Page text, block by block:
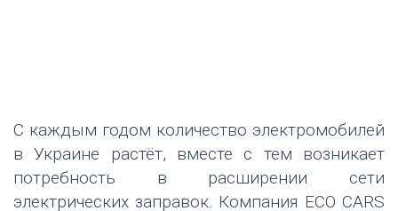
С каждым годом количество электромобилей
в Украине растёт, вместе с тем возникает
потребность в расширении сети
электрических заправок. Компания ЕСО CARS